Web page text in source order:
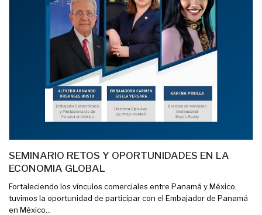
SEMINARIO RETOS Y OPORTUNIDADES EN LA
ECONOMIA GLOBAL
Fortaleciendo los vínculos comerciales entre Panamá y México,
tuvimos la oportunidad de participar con el Embajador de Panamá
en México...